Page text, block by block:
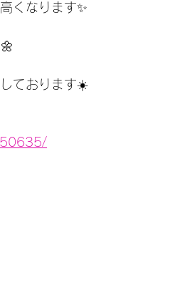
くなります✨
ております☀️